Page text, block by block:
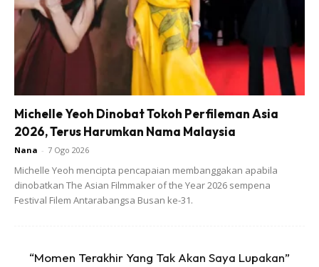
Pengarah JKN Sarawak, Dr Ooi Choo Huck berkata, ia bagi
mendapatkan maklumat lanjut berkenaan kes itu yang tular
Michelle Yeoh Dinobat Tokoh Perfileman Asia
2026, Terus Harumkan Nama Malaysia
Nana - 7 Ogo 2026
Michelle Yeoh mencipta pencapaian membanggakan apabila
dinobatkan The Asian Filmmaker of the Year 2026 sempena
Festival Filem Antarabangsa Busan ke-31.
“Momen Terakhir Yang Tak Akan Saya Lupakan”